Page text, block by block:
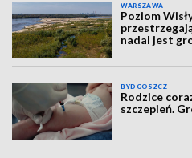
WARSZAWA
Poziom
nadal jest
BYDGOSZCZ
Rodzice
szczepień.